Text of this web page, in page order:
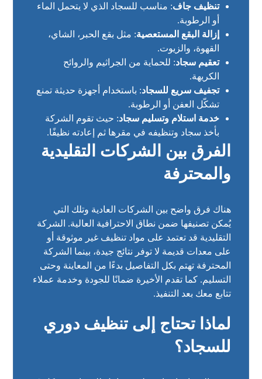
تنظيف جاف: مناسب للسجاد الذي لا يتحمل الماء
أو الرطوبة.
إزالة البقع المستعصية: مثل بقع الحبر، الشاي،
القهوة، والزيوت.
تعقيم سجاد: للحماية من الجراثيم والروائح
الكريهة.
تجفيف سريع للسجاد: باستخدام أجهزة حديثة تمنع
تشكّل العفن أو الرطوبة.
خدمة استلام وتسليم سجاد: حيث تقوم الشركة
بأخذ سجاد وتنظيفه في مقرها ثم إعادته نظيفًا.
الفرق بين الشركات التقليدية
والمحترفة
هناك فرق واضح بين الشركات العادية وتلك التي
يُمكن تصنيفها ضمن نطاق الاحترافية العالية. الشركة
التقليدية قد تعتمد على مواد تنظيف غير موثوقة أو
على معدات قديمة لا توفر نتائج جيدة، بينما الشركة
المحترفة تهتم بكل التفاصيل بدءًا من المعاينة وحتى
التسليم. كما تقدم الأخيرة ضمانًا للجودة وخدمة عملاء
تتابع معك بعد التنفيذ.
لماذا تحتاج إلى تنظيف دوري
للسجاد؟